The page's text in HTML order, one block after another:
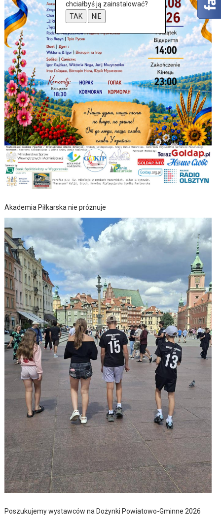
Akademia Piłkarska nie próżnuje
Poszukujemy wystawców na Dożynki Powiatowo-Gminne 2026
chciałbyś ją zainstalować?
TAK
NIE